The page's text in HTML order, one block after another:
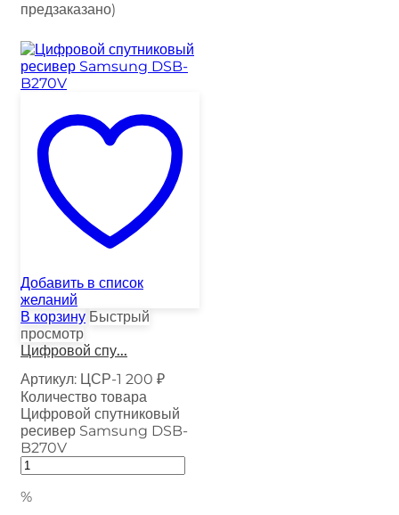
предзаказано)
Добавить в список
желаний
В корзину Быстрый
просмотр
Цифровой спу...
Артикул: ЦСР-1 200 ₽
Количество товара
Цифровой спутниковый
ресивер Samsung DSB-
B270V
%